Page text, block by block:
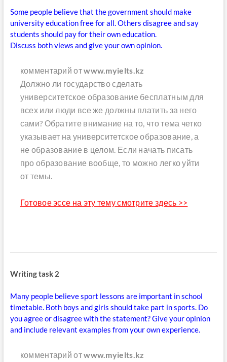
Some people believe that the government should make
university education free for all. Others disagree and say
students should pay for their own education.
Discuss both views and give your own opinion.
комментарий отwww.myielts.kz
Должно ли государство сделать
университетское образование бесплатным для
всех или люди все же должны платить за него
сами? Обратите внимание на то, что тема четко
указывает на университетское образование, а
не образование в целом. Если начать писать
про образование вообще, то можно легко уйти
от темы.
Готовое эссе на эту тему смотрите здесь >>
Writing task 2
Many people believe sport lessons are important in school
timetable. Both boys and girls should take part in sports. Do
you agree or disagree with the statement? Give your opinion
and include relevant examples from your own experience.
комментарий отwww.myielts.kz